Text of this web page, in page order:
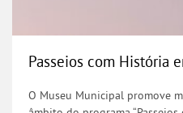
Passeios com História
O Museu Municipal promove